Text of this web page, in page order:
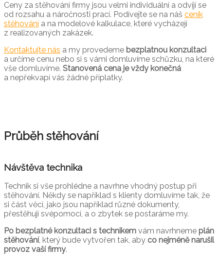
Ceny za stěhování firmy jsou velmi individuální a odvíjí se
od rozsahu a náročnosti prací. Podívejte se na náš ceník
stěhování a na modelové kalkulace, které vycházejí
z realizovaných zakázek.
Kontaktujte nás a my provedeme bezplatnou konzultaci
a určíme cenu nebo si s vámi domluvíme schůzku, na které
vše domluvíme. Stanovená cena je vždy konečná
a nepřekvapí vás žádné příplatky.
Průběh stěhování
Návštěva technika
Technik si vše prohlédne a navrhne vhodný postup při
stěhování. Někdy se například s klienty domluvíme tak, že
si část věcí, jako jsou například různé dokumenty,
přestěhují svépomocí, a o zbytek se postaráme my.
Po bezplatné konzultaci s technikem vám navrhneme plán
stěhování, který bude vytvořen tak, aby co nejméně narušil
provoz vaší firmy.